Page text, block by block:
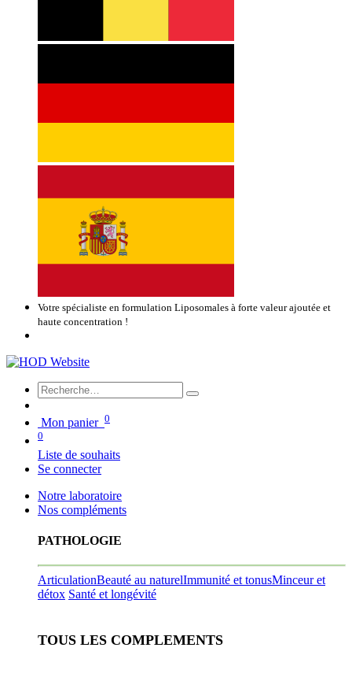
Votre spécialiste en formulation Liposomales à forte valeur ajoutée et
haute concentration !
Mon panier 0
0
Liste de souhaits
Se connecter
Notre laboratoire
Nos compléments
PATHOLOGIE
ArticulationBeauté au naturelImmunité et tonusMinceur et
détox Santé et longévité
TOUS LES COMPLEMENTS